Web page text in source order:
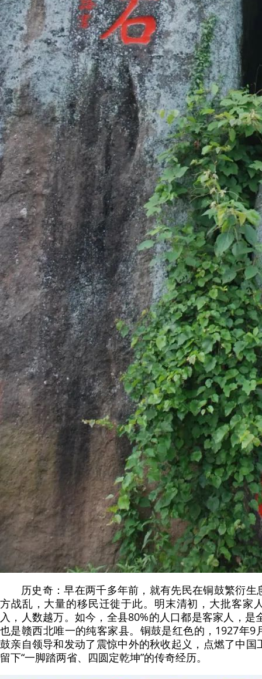
历史奇：早在两千多年前，就有先民在铜鼓繁衍
方战乱，大量的移民迁徙于此。明末清初，大批客家
入，人数越万。如今，全县80%的人口都是客家人，是
也是赣西北唯一的纯客家县。铜鼓是红色的，1927年9
鼓亲自领导和发动了震惊中外的秋收起义，点燃了中国
留下“一脚踏两省、四圆定乾坤”的传奇经历。